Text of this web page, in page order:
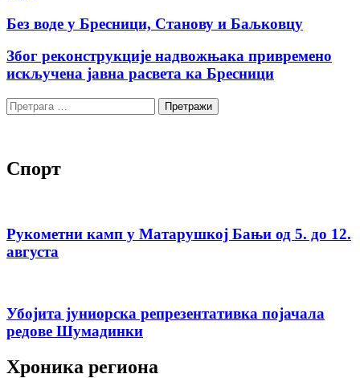
Без воде у Бресници, Станову и Баљковцу
Због реконструкције надвожњака привремено
искључена јавна расвета ка Бресници
Претрага
за:
Спорт
Рукометни камп у Матарушкој Бањи од 5. до 12.
августа
Убојита јуниорска репрезентативка појачала
редове Шумадинки
Хроника региона